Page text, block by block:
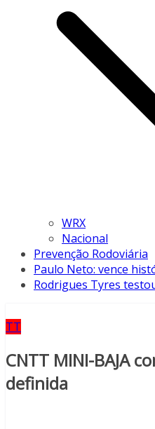
WRX
Nacional
Prevenção Rodoviária
Paulo Neto: vence
Rodrigues Tyres
TT
CNTT MINI-BAJA
definida